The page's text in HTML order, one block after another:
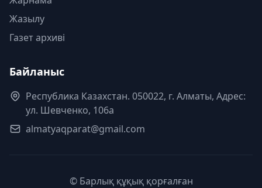
Жазылу
Газет архиві
Байланыс
Республика Казахстан. 050022, г. Алматы, Адрес:
ул. Шевченко, 106а
almatyaqparat@gmail.com
© Барлық құқық қорғалған